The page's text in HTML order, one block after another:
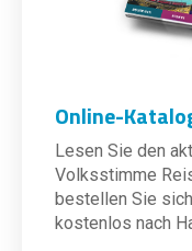
Online-
Lesen Sie den
Volksstimme
bestellen Sie
kostenlos nach